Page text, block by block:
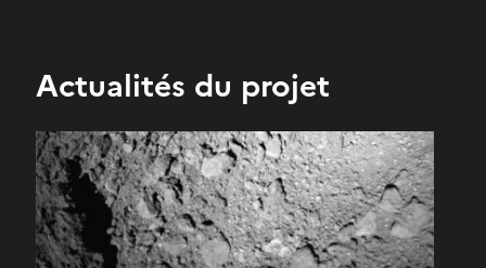
Actualités du projet